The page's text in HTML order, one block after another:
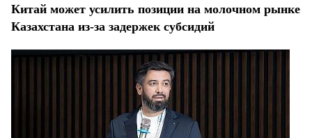
Китай может усилить позиции на молочном рынке
Казахстана из-за задержек субсидий